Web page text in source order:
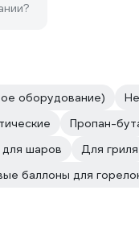
оборудование)
Пропан-
шаров Для гриля
баллоны для